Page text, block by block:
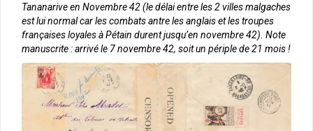
Tananarive en Novembre 42 (le délai entre les 2 villes malgaches
est lui normal car les combats antre les anglais et les troupes
françaises loyales à Pétain durent jusqu’en novembre 42). Note
manuscrite : arrivé le 7 novembre 42, soit un périple de 21 mois !